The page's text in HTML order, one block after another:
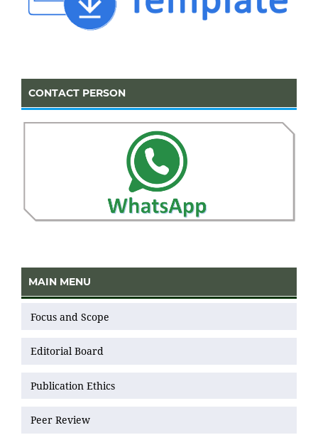
CONTACT PERSON
MAIN MENU
Focus and Scope
Editorial Board
Publication Ethics
Peer Review